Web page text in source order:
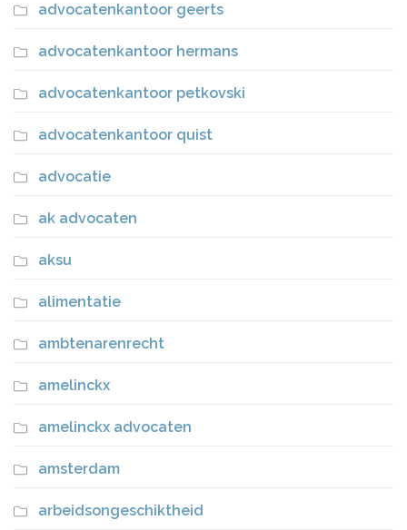
advocatenkantoor geerts
advocatenkantoor hermans
advocatenkantoor petkovski
advocatenkantoor quist
advocatie
ak advocaten
aksu
alimentatie
ambtenarenrecht
amelinckx
amelinckx advocaten
amsterdam
arbeidsongeschiktheid